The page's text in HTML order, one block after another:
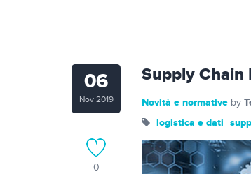
06
Nov 2019
0
Supply Chain
Novità e normative by
logistica e dati